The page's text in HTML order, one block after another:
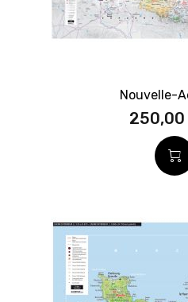
Nouvelle-